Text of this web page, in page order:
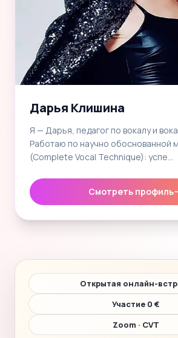
Дарья Клишина
Я — Дарья, педагог по вокалу и
Работаю по научно обоснованной
(Complete Vocal Technique): успе…
Смотреть профиль
Открытая онлайн-
Участие 0 €
Zoom · CVT